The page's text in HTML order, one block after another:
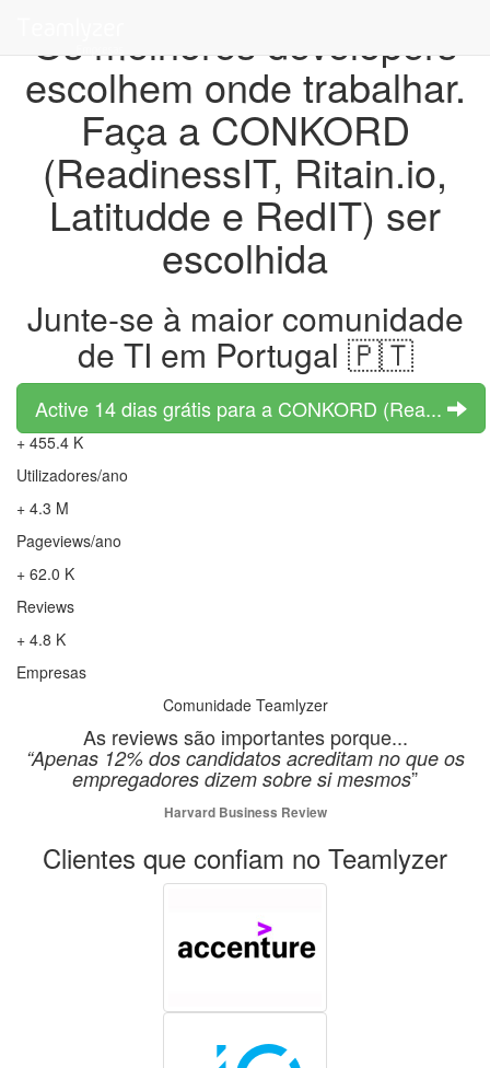
Os melhores developers
escolhem onde trabalhar.
Faça a CONKORD
(ReadinessIT, Ritain.io,
Latitudde e RedIT) ser
escolhida
Junte-se à maior comunidade
de TI em Portugal 🇵🇹
Active 14 dias grátis para a CONKORD (Rea...
+ 455.4 K
Utilizadores/ano
+ 4.3 M
Pageviews/ano
+ 62.0 K
Reviews
+ 4.8 K
Empresas
Comunidade Teamlyzer
As reviews são importantes porque...
“Apenas 12% dos candidatos acreditam no que os
empregadores dizem sobre si mesmos”
Harvard Business Review
Clientes que confiam no Teamlyzer